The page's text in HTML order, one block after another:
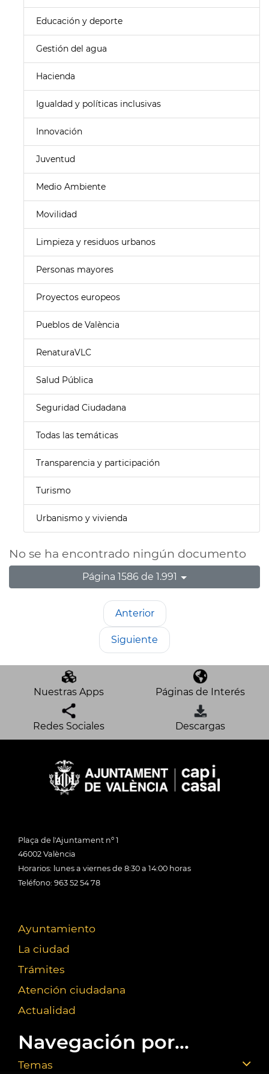
Educación y deporte
Gestión del agua
Hacienda
Igualdad y políticas inclusivas
Innovación
Juventud
Medio Ambiente
Movilidad
Limpieza y residuos urbanos
Personas mayores
Proyectos europeos
Pueblos de València
RenaturaVLC
Salud Pública
Seguridad Ciudadana
Todas las temáticas
Transparencia y participación
Turismo
Urbanismo y vivienda
No se ha encontrado ningún documento
Página 1586 de 1.991
Anterior
Siguiente
Nuestras Apps Páginas de Interés
Redes Sociales Descargas
Plaça de l'Ajuntament nº 1
46002 València
Horarios: lunes a viernes de 8:30 a 14:00 horas
Teléfono: 963 52 54 78
Ayuntamiento
La ciudad
Trámites
Atención ciudadana
Actualidad
Navegación por...
Temas